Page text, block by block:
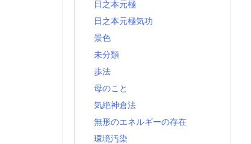
日之本元極
日之本元極気功
景色
未分類
歩法
母のこと
気絶神倉法
無形のエネルギーの存在
環境汚染